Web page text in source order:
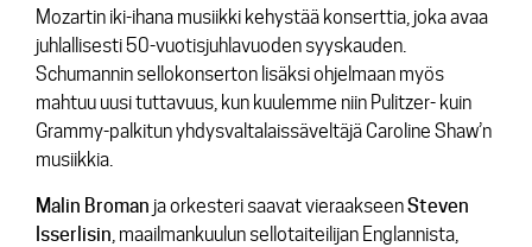
Mozartin iki-ihana musiikki kehystää konserttia, joka avaa
juhlallisesti 50-vuotisjuhlavuoden syyskauden.
Schumannin sellokonserton lisäksi ohjelmaan myös
mahtuu uusi tuttavuus, kun kuulemme niin Pulitzer- kuin
Grammy-palkitun yhdysvaltalaissäveltäjä Caroline Shaw’n
musiikkia.
Malin Broman ja orkesteri saavat vieraakseenSteven
Isserlisin, maailmankuulun sellotaiteilijan Englannista,